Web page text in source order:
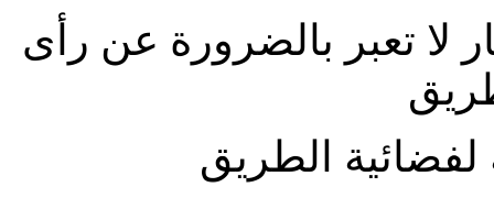
لا تعبر بالضرورة عن رأى
الطريق